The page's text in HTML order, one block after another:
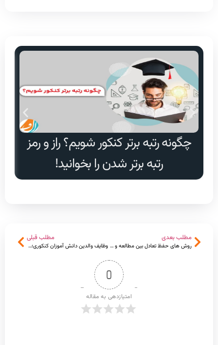
چگونه رتبه برتر کنکور شویم؟ راز و رمز
رتبه برتر شدن را بخوانید!
مطلب بعدی
روش های حفظ تعادل بین مطالعه و استراحت
مطلب قبلی
وظایف والدین دانش آموزان کنکوری؛ راهنمایی جامع برای موفقیت تحصیلی
0
امتیازدهی به مقاله